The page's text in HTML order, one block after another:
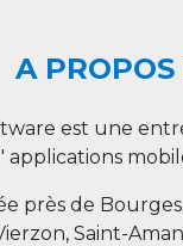
A
est une
applications
près de
Saint-